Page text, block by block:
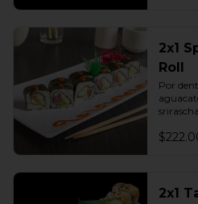
2x1
Roll
Por
2x1